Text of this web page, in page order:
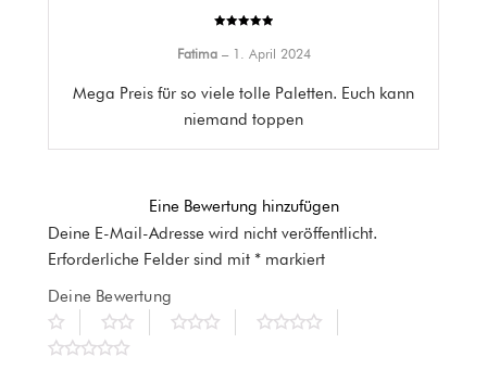
von 5
Fatima – 1. April 2024
Mega Preis für so viele tolle Paletten. Euch kann
niemand toppen
Eine Bewertung hinzufügen
Deine E-Mail-Adresse wird nicht veröffentlicht.
Erforderliche Felder sind mit * markiert
Deine Bewertung